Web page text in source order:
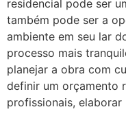
residencial pode ser
também pode ser a
ambiente em seu lar
processo mais
planejar a obra com
definir um orçamento
profissionais,